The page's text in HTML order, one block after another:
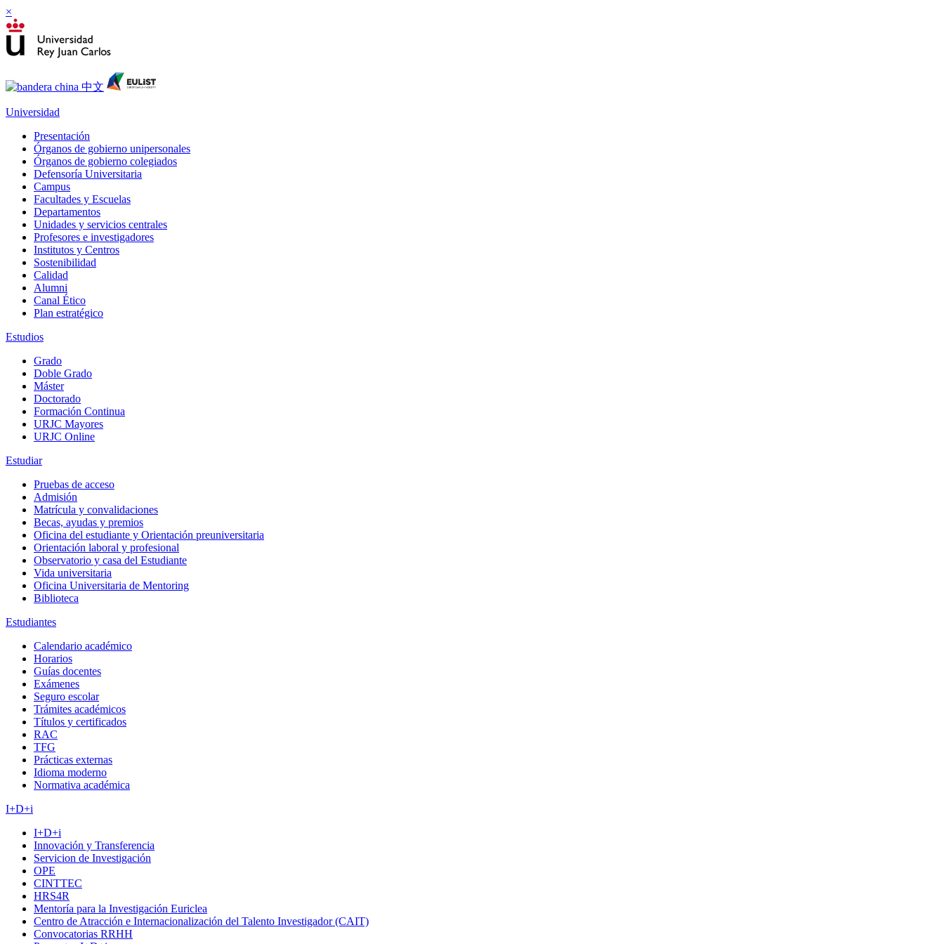
×
Universidad
Presentación
Órganos de gobierno unipersonales
Órganos de gobierno colegiados
Defensoría Universitaria
Campus
Facultades y Escuelas
Departamentos
Unidades y servicios centrales
Profesores e investigadores
Institutos y Centros
Sostenibilidad
Calidad
Alumni
Canal Ético
Plan estratégico
Estudios
Grado
Doble Grado
Máster
Doctorado
Formación Continua
URJC Mayores
URJC Online
Estudiar
Pruebas de acceso
Admisión
Matrícula y convalidaciones
Becas, ayudas y premios
Oficina del estudiante y Orientación preuniversitaria
Orientación laboral y profesional
Observatorio y casa del Estudiante
Vida universitaria
Oficina Universitaria de Mentoring
Biblioteca
Estudiantes
Calendario académico
Horarios
Guías docentes
Exámenes
Seguro escolar
Trámites académicos
Títulos y certificados
RAC
TFG
Prácticas externas
Idioma moderno
Normativa académica
I+D+i
I+D+i
Innovación y Transferencia
Servicion de Investigación
OPE
CINTTEC
HRS4R
Mentoría para la Investigación Euriclea
Centro de Atracción e Internacionalización del Talento Investigador (CAIT)
Convocatorias RRHH